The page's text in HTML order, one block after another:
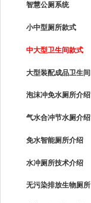
智慧公厕系统
小中型厕所款式
中大型卫生间款式
大型装配成品卫生间
泡沫冲免水厕所介绍
气水合冲节水厕介绍
免水智能厕所介绍
水冲厕所技术介绍
无污染排放生物厕所